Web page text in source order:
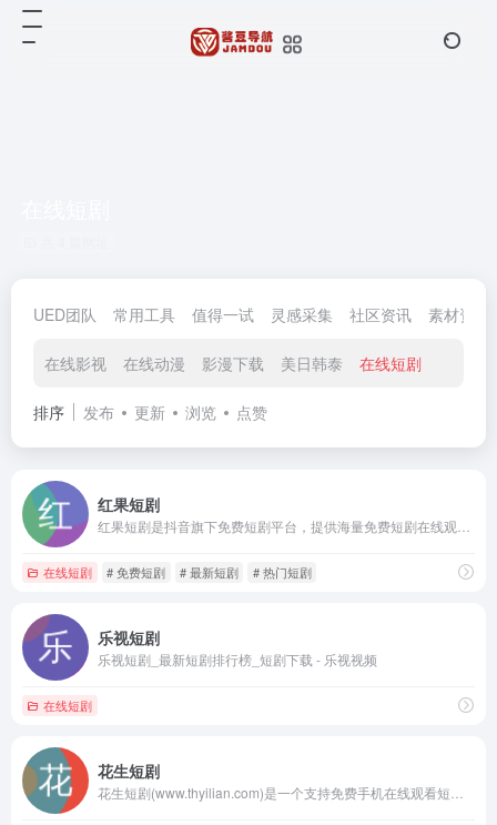
UED团队 常用工具 值得一试 灵感采集 社区资讯 素材资源
在线影视 在线动漫 影漫下载 美日韩泰 在线短剧
排序 发布 更新 浏览 点赞
红果短剧
在线短剧 # 免费短剧 # 最新短剧 # 热门短剧
乐视短剧
乐视短剧_最新短剧排行榜_短剧下载 - 乐视视频
在线短剧
花生短剧